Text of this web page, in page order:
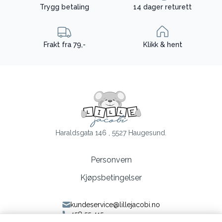
Trygg betaling 14 dager returett
Frakt fra 79,- Klikk & hent
Haraldsgata 146 , 5527 Haugesund.
Personvern
Kjøpsbetingelser
kundeservice@lillejacobi.no
458 55 415